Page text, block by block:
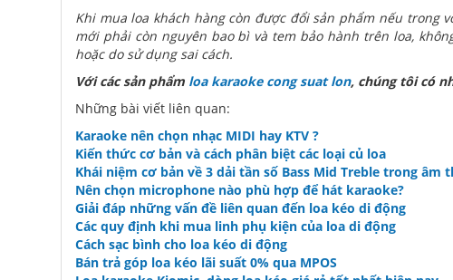
Khi mua loa khách hàng còn được đổi sản phẩm nếu trong
mới phải còn nguyên bao bì và tem bảo hành trên loa,
hoặc do sử dụng sai cách.
Với các sản phẩm loa karaoke cong suat lon, chúng tôi có
Những bài viết liên quan:
Karaoke nên chọn nhạc MIDI hay KTV ?
Kiến thức cơ bản và cách phân biệt các loại củ loa
Khái niệm cơ bản về 3 dải tần số Bass Mid Treble trong âm
Nên chọn microphone nào phù hợp để hát karaoke?
Giải đáp những vấn đề liên quan đến loa kéo di động
Các quy định khi mua linh phụ kiện của loa di động
Cách sạc bình cho loa kéo di động
Bán trả góp loa kéo lãi suất 0% qua MPOS